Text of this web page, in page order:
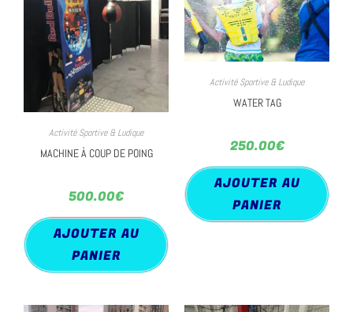
Activité Sportive & Ludique
MACHINE À COUP DE POING
500.00€
AJOUTER AU
PANIER
Activité Sportive & Ludique
WATER TAG
250.00€
AJOUTER AU
PANIER